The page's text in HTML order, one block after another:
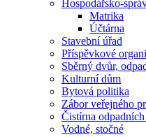
Hospodářsko-
Matrika
Účtárna
Stavební úřad
Příspěvkové
Sběrný dvůr,
Kulturní dům
Bytová politika
Zábor veřejného
Čistírna
Vodné, stočné